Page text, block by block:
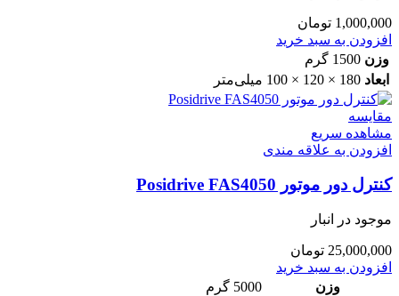
1,000,000 تومان
افزودن به سبد خرید
وزن 1500 گرم
ابعاد 180 × 120 × 100 میلی‌متر
مقایسه
مشاهده سریع
افزودن به علاقه مندی
کنترل دور موتور Posidrive FAS4050
موجود در انبار
25,000,000 تومان
افزودن به سبد خرید
وزن
5000 گرم